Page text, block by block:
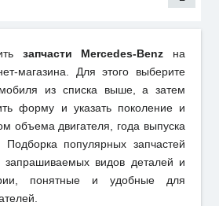
запчасти Mercedes-Benz на
магазина. Для этого выберите
из списка выше, а затем
форму и указать поколение и
объема двигателя, года выпуска
популярных запчастей
запрашиваемых видов деталей и
понятные и удобные для